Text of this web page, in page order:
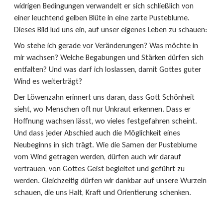
widrigen Bedingungen verwandelt er sich schließlich von
einer leuchtend gelben Blüte in eine zarte Pusteblume.
Dieses Bild lud uns ein, auf unser eigenes Leben zu schauen:
Wo stehe ich gerade vor Veränderungen? Was möchte in
mir wachsen? Welche Begabungen und Stärken dürfen sich
entfalten? Und was darf ich loslassen, damit Gottes guter
Wind es weiterträgt?
Der Löwenzahn erinnert uns daran, dass Gott Schönheit
sieht, wo Menschen oft nur Unkraut erkennen. Dass er
Hoffnung wachsen lässt, wo vieles festgefahren scheint.
Und dass jeder Abschied auch die Möglichkeit eines
Neubeginns in sich trägt. Wie die Samen der Pusteblume
vom Wind getragen werden, dürfen auch wir darauf
vertrauen, von Gottes Geist begleitet und geführt zu
werden. Gleichzeitig dürfen wir dankbar auf unsere Wurzeln
schauen, die uns Halt, Kraft und Orientierung schenken.